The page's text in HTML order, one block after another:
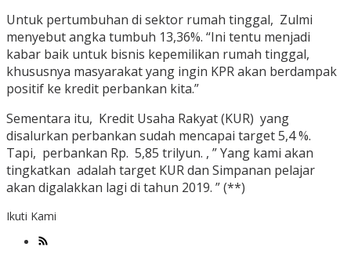
Untuk pertumbuhan di sektor rumah tinggal, Zulmi
menyebut angka tumbuh 13,36%. “Ini tentu menjadi
kabar baik untuk bisnis kepemilikan rumah tinggal,
khususnya masyarakat yang ingin KPR akan berdampak
positif ke kredit perbankan kita.”
Sementara itu, Kredit Usaha Rakyat (KUR) yang
disalurkan perbankan sudah mencapai target 5,4 %.
Tapi, perbankan Rp. 5,85 trilyun. , ” Yang kami akan
tingkatkan adalah target KUR dan Simpanan pelajar
akan digalakkan lagi di tahun 2019. ” (**)
Ikuti Kami